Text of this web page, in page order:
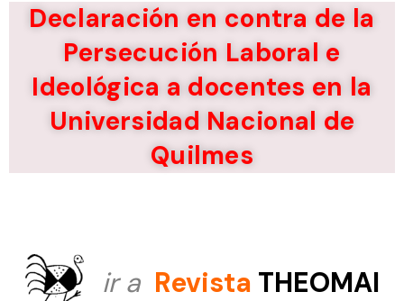
Declaración en contra de la
Persecución Laboral e
Ideológica a docentes en la
Universidad Nacional de
Quilmes
ir a Revista THEOMAI